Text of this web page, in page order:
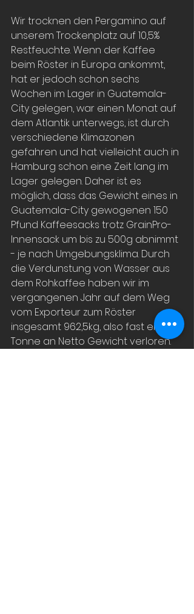
Wir trocknen den Pergamino auf
unserem Trockenplatz auf 10,5%
Restfeuchte. Wenn der Kaffee
beim Röster in Europa ankommt,
hat er jedoch schon sechs
Wochen im Lager in Guatemala-
City gelegen, war einen Monat auf
dem Atlantik unterwegs, ist durch
verschiedene Klimazonen
gefahren und hat vielleicht auch in
Hamburg schon eine Zeit lang im
Lager gelegen. Daher ist es
möglich, dass das Gewicht eines in
Guatemala-City gewogenen 150
Pfund Kaffeesacks trotz GrainPro-
Innensack um bis zu 500g abnimmt
- je nach Umgebungsklima. Durch
die Verdunstung von Wasser aus
dem Rohkaffee haben wir im
vergangenen Jahr auf dem Weg
vom Exporteur zum Röster
insgesamt 962,5kg, also fast eine
Tonne an Netto Gewicht verloren.